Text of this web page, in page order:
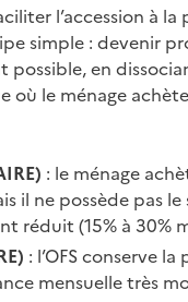
l’accession à
simple : devenir
possible, en
le ménage
: le ménage
il ne possède pas
réduit (15% à 30%
: l’OFS conserve
mensuelle très